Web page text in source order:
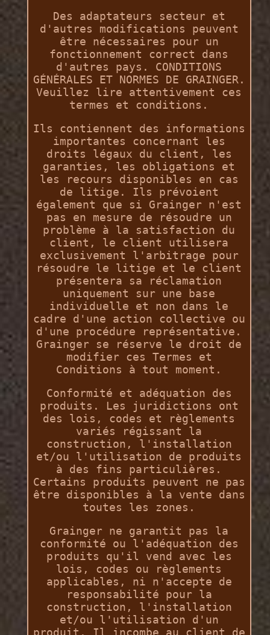
Des adaptateurs secteur et
d'autres modifications peuvent
être nécessaires pour un
fonctionnement correct dans
d'autres pays. CONDITIONS
GÉNÉRALES ET NORMES DE GRAINGER.
Veuillez lire attentivement ces
termes et conditions.
Ils contiennent des informations
importantes concernant les
droits légaux du client, les
garanties, les obligations et
les recours disponibles en cas
de litige. Ils prévoient
également que si Grainger n'est
pas en mesure de résoudre un
problème à la satisfaction du
client, le client utilisera
exclusivement l'arbitrage pour
résoudre le litige et le client
présentera sa réclamation
uniquement sur une base
individuelle et non dans le
cadre d'une action collective ou
d'une procédure représentative.
Grainger se réserve le droit de
modifier ces Termes et
Conditions à tout moment.
Conformité et adéquation des
produits. Les juridictions ont
des lois, codes et règlements
variés régissant la
construction, l'installation
et/ou l'utilisation de produits
à des fins particulières.
Certains produits peuvent ne pas
être disponibles à la vente dans
toutes les zones.
Grainger ne garantit pas la
conformité ou l'adéquation des
produits qu'il vend avec les
lois, codes ou règlements
applicables, ni n'accepte de
responsabilité pour la
construction, l'installation
et/ou l'utilisation d'un
produit. Il incombe au client de